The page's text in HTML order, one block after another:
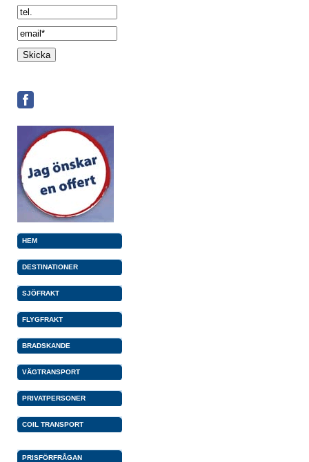
Spamcheck:
HEM
DESTINATIONER
SJÖFRAKT
FLYGFRAKT
BRADSKANDE
VÄGTRANSPORT
PRIVATPERSONER
COIL TRANSPORT
PRISFÖRFRÅGAN